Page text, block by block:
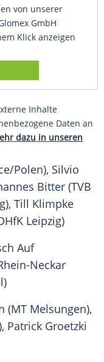
von unserer
GmbH
Klick anzeigen
Inhalte
Daten an
dazu in unseren
Polen), Silvio
Bitter (TVB
Till Klimpke
Leipzig)
Auf
Neckar
(MT Melsungen),
Patrick Groetzki